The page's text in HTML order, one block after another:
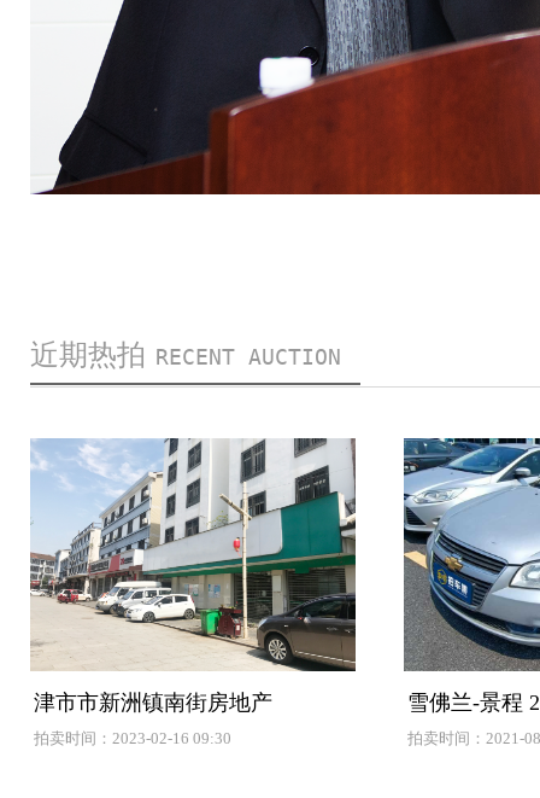
近期热拍 RECENT AUCTION
津市市新洲镇南街房地产
拍卖时间：2023-02-16 09:30
雪佛兰-景程
拍卖时间：2021-